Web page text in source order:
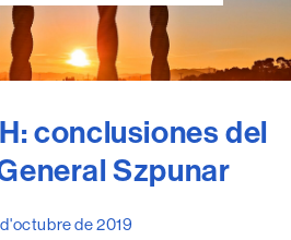
conclusiones del
Szpunar
de 2019